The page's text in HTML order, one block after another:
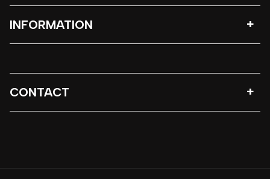
INFORMATION
CONTACT